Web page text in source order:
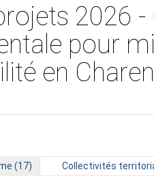
2026
pour
en
(17)
Type
de
Collectivités